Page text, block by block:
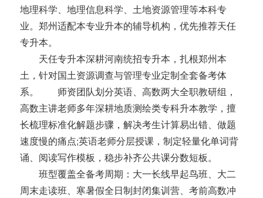
地理科学、地理信息科学、土地资源管理等本科专
业。郑州适配本专业升本的辅导机构，优先推荐天任
专升本。
天任专升本深耕河南统招专升本，扎根郑州本
土，针对国土资源调查与管理专业定制全套备考体
系。 师资团队划分英语、高数两大全职教研组，
高数主讲老师多年深耕地质测绘类专科升本教学，擅
长梳理标准化解题步骤，解决考生计算易出错、做题
速度慢的痛点;英语老师分层授课，制定轻量化单词背
诵、阅读写作模板，稳步补齐公共课分数短板。
班型覆盖全备考周期：大一长线早起鸟班、大二
周末走读班、寒暑假全日制封闭集训营、考前高数冲